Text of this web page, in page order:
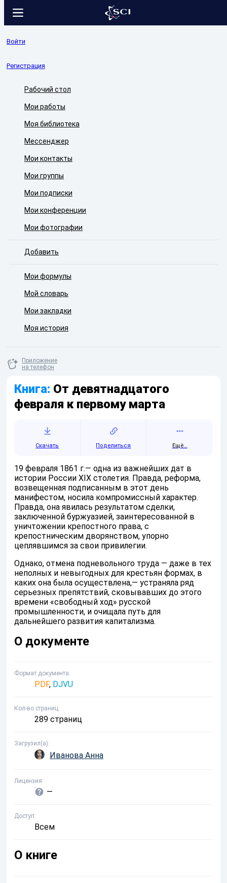
Войти
Регистрация
Рабочий стол
Мои работы
Моя библиотека
Мессенджер
Мои контакты
Мои группы
Мои подписки
Мои конференции
Мои фотографии
Добавить
Мои формулы
Мой словарь
Мои закладки
Моя история
Приложение
на телефон
Книга: От девятнадцатого
февраля к первому марта
Скачать Поделиться Ещё…
19 февраля 1861 г.— одна из важнейших дат в
истории России XIX столетия. Правда, реформа,
возвещенная подписанным в этот день
манифестом, носила компромиссный характер.
Правда, она явилась результатом сделки,
заключенной буржуазией, заинтересованной в
уничтожении крепостного права, с
крепостническим дворянством, упорно
цеплявшимся за свои привилегии.
Однако, отмена подневольного труда — даже в тех
неполных и невыгодных для крестьян формах, в
каких она была осуществлена,— устраняла ряд
серьезных препятствий, сковывавших до этого
времени «свободный ход» русской
промышленности, и очищала путь для
дальнейшего развития капитализма.
О документе
Формат документа
PDF, DJVU
Кол-во страниц
289 страниц
Загрузил(а)
Иванова Анна
Лицензия
—
Доступ
Всем
О книге